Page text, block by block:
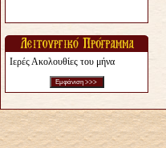
Ιερές Ακολουθίες του μήνα